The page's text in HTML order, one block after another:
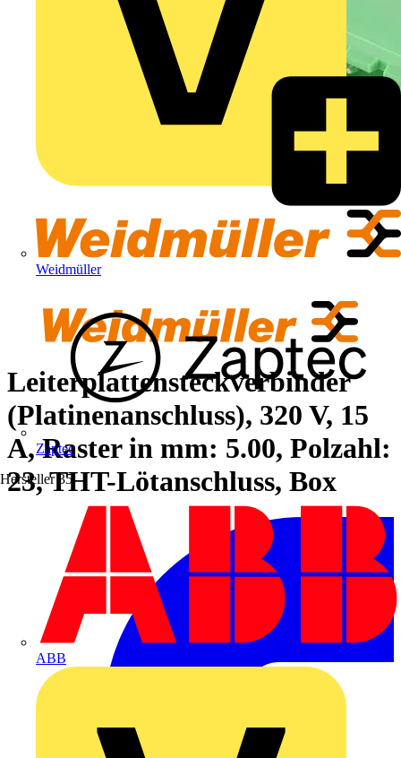
Weidmüller
Zaptec
Hersteller 35
ABB
Leiterplattensteckverbinder
(Platinenanschluss), 320 V, 15
A, Raster in mm: 5.00, Polzahl:
23, THT-Lötanschluss, Box